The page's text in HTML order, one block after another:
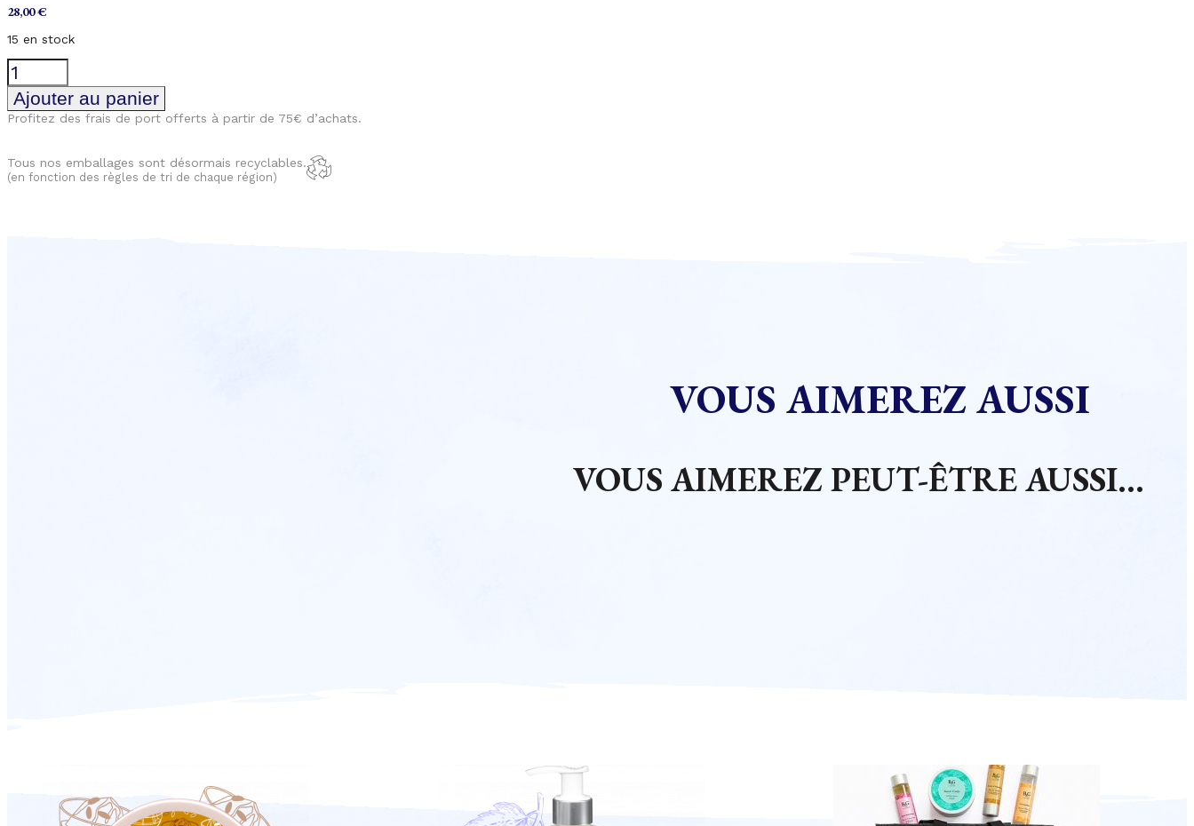
28,00€
15 en stock
quantité
de
Coffret
Gel
Douche
Ajouter au panier
Profitez des frais de port offerts à partir de 75€ d’achats.
Tous nos emballages sont désormais recyclables.
(en fonction des règles de tri de chaque région)
VOUS AIMEREZ AUSSI
VOUS AIMEREZ PEUT-ÊTRE AUSSI…